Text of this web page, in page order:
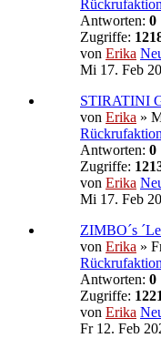
Antworten: 0
Zugriffe:
von Erika
Mi 17. Feb
STIRATINI
von Erika »
Antworten: 0
Zugriffe:
von Erika
Mi 17. Feb
ZIMBO´s
von Erika »
Antworten: 0
Zugriffe:
von Erika
Fr 12. Feb